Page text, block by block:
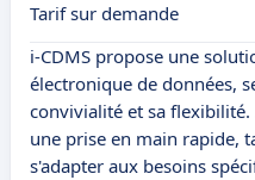
Tarif sur demande
i-CDMS propose une
électronique de données,
convivialité et sa
une prise en main rapide,
s'adapter aux besoins